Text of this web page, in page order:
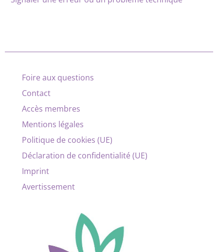
Foire aux questions
Contact
Accès membres
Mentions légales
Politique de cookies (UE)
Déclaration de confidentialité (UE)
Imprint
Avertissement